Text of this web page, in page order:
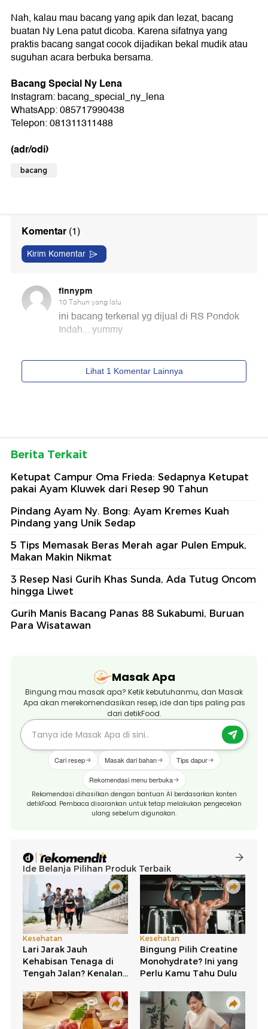
Nah, kalau mau bacang yang apik dan lezat, bacang
buatan Ny Lena patut dicoba. Karena sifatnya yang
praktis bacang sangat cocok dijadikan bekal mudik atau
suguhan acara berbuka bersama.
Bacang Special Ny Lena
Instagram: bacang_special_ny_lena
WhatsApp: 085717990438
Telepon: 081311311488
(adr/odi)
bacang
Berita Terkait
Ketupat Campur Oma Frieda: Sedapnya Ketupat
pakai Ayam Kluwek dari Resep 90 Tahun
Pindang Ayam Ny. Bong: Ayam Kremes Kuah
Pindang yang Unik Sedap
5 Tips Memasak Beras Merah agar Pulen Empuk,
Makan Makin Nikmat
3 Resep Nasi Gurih Khas Sunda, Ada Tutug Oncom
hingga Liwet
Gurih Manis Bacang Panas 88 Sukabumi, Buruan
Para Wisatawan
Masak Apa
Bingung mau masak apa? Ketik kebutuhanmu, dan Masak
Apa akan merekomendasikan resep, ide dan tips paling pas
dari detikFood.
Cari resep Masak dari bahan Tips dapur
Rekomendasi menu berbuka
Rekomendasi dihasilkan dengan bantuan AI berdasarkan konten
detikFood. Pembaca disarankan untuk tetap melakukan pengecekan
ulang sebelum digunakan.